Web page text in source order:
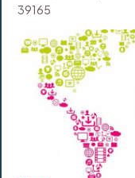
39165